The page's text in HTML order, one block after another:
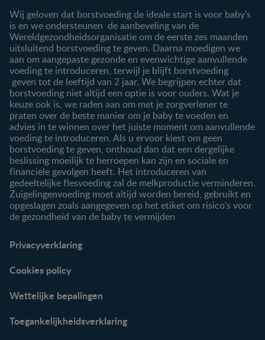
Over ons
Contact
Inloggen / inschrijven
Producten
Onze producten
Wij geloven dat borstvoeding de ideale start is voor baby's
is en we ondersteunen de aanbeveling van de
Wereldgezondheidsorganisatie om de eerste zes maanden
uitsluitend borstvoeding te geven. Daarna moedigen we
aan om aangepaste gezonde en evenwichtige aanvullende
voeding te introduceren, terwijl je blijft borstvoeding
geven tot de leeftijd van 2 jaar. We begrijpen echter dat
borstvoeding niet altijd een optie is voor ouders. Wat je
keuze ook is, we raden aan om met je zorgverlener te
praten over de beste manier om je baby te voeden en
advies in te winnen over het juiste moment om aanvullende
voeding te introduceren. Als u ervoor kiest om geen
borstvoeding te geven, onthoud dan dat een dergelijke
beslissing moeilijk te herroepen kan zijn en sociale en
financiële gevolgen heeft. Het introduceren van
gedeeltelijke flesvoeding zal de melkproductie verminderen.
Zuigelingenvoeding moet altijd worden bereid, gebruikt en
opgeslagen zoals aangegeven op het etiket om risico's voor
de gezondheid van de baby te vermijden
Privacyverklaring
Cookies policy
Wettelijke bepalingen
Toegankelijkheidsverklaring